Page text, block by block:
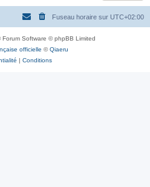
e
Fuseau horaire sur UTC+02:00
Forum Software © phpBB Limited
officielle ©Qiaeru
| Conditions